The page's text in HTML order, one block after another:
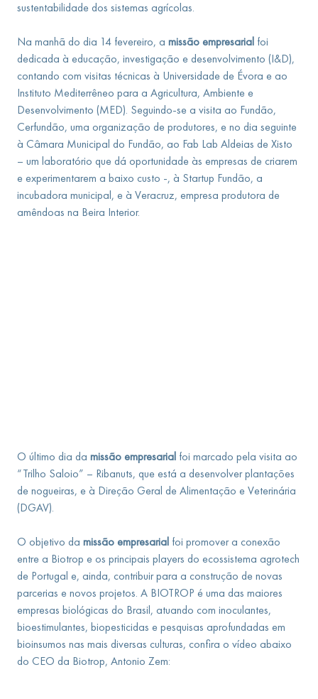
sustentabilidade dos sistemas agrícolas.
Na manhã do dia 14 fevereiro, a missão empresarial foi
dedicada à educação, investigação e desenvolvimento (I&D),
contando com visitas técnicas à Universidade de Évora e ao
Instituto Mediterrêneo para a Agricultura, Ambiente e
Desenvolvimento (MED). Seguindo-se a visita ao Fundão,
Cerfundão, uma organização de produtores, e no dia seguinte
à Câmara Municipal do Fundão, ao Fab Lab Aldeias de Xisto
– um laboratório que dá oportunidade às empresas de criarem
e experimentarem a baixo custo -, à Startup Fundão, a
incubadora municipal, e à Veracruz, empresa produtora de
amêndoas na Beira Interior.
O último dia da missão empresarial foi marcado pela visita ao
“Trilho Saloio” – Ribanuts, que está a desenvolver plantações
de nogueiras, e à Direção Geral de Alimentação e Veterinária
(DGAV).
O objetivo da missão empresarial foi promover a conexão
entre a Biotrop e os principais players do ecossistema agrotech
de Portugal e, ainda, contribuir para a construção de novas
parcerias e novos projetos. A BIOTROP é uma das maiores
empresas biológicas do Brasil, atuando com inoculantes,
bioestimulantes, biopesticidas e pesquisas aprofundadas em
bioinsumos nas mais diversas culturas, confira o vídeo abaixo
do CEO da Biotrop, Antonio Zem: